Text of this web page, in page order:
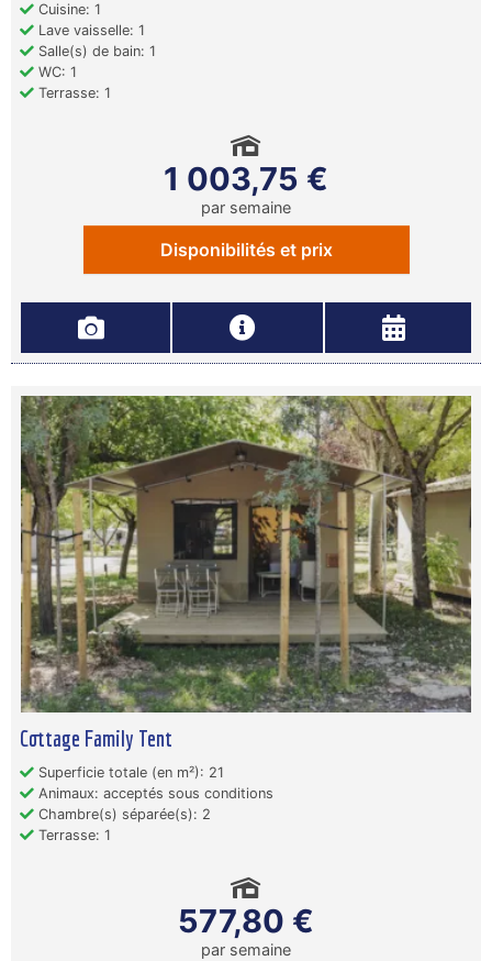
Cuisine: 1
Lave vaisselle: 1
Salle(s) de bain: 1
WC: 1
Terrasse: 1
1 003,75 €
par semaine
Disponibilités et prix
Cottage Family Tent
Superficie totale (en m²): 21
Animaux: acceptés sous conditions
Chambre(s) séparée(s): 2
Terrasse: 1
577,80 €
par semaine